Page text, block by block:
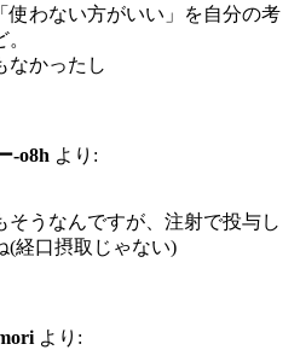
使わない方がいい」を自分の考
なかったし
-o8h より:
そうなんですが、注射で投与し
(経口摂取じゃない)
より: